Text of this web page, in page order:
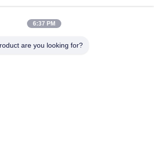
lita@screenmeshnet.com
6:37 PM
are you looking for?